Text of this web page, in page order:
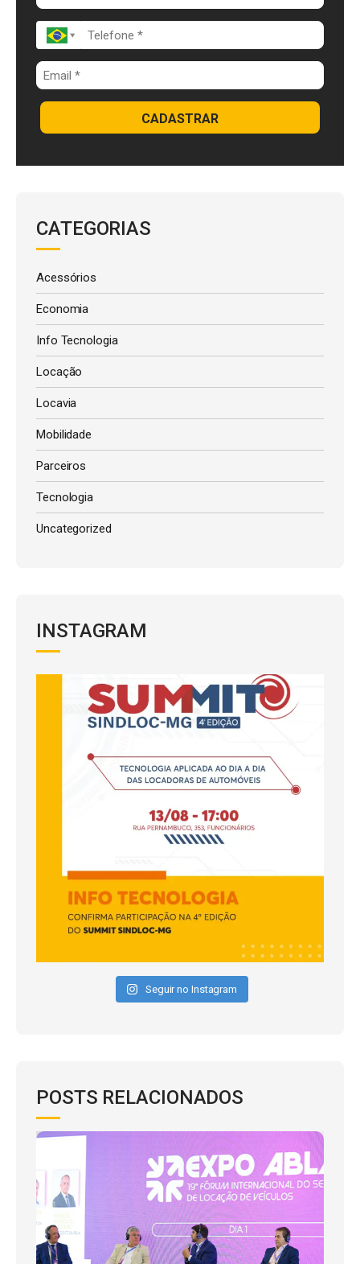
CADASTRAR
CATEGORIAS
Acessórios
Economia
Info Tecnologia
Locação
Locavia
Mobilidade
Parceiros
Tecnologia
Uncategorized
INSTAGRAM
Seguir no Instagram
POSTS RELACIONADOS